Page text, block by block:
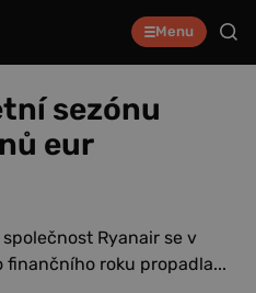
Menu
sezónu
eur
Ryanair se v
roku propadla...